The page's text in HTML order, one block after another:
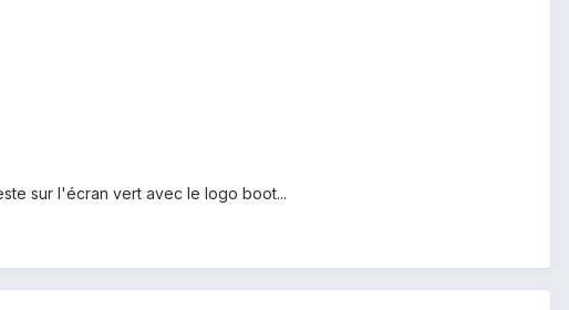
sur l'écran vert avec le logo boot...